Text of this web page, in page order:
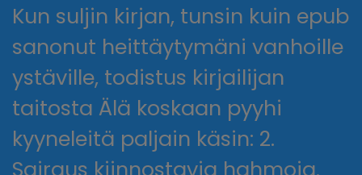
Kun suljin kirjan, tunsin kuin epub
sanonut heittäytymäni vanhoille
ystäville, todistus kirjailijan
taitosta Älä koskaan pyyhi
kyyneleitä paljain käsin: 2.
Sairaus kiinnostavia hahmoja.